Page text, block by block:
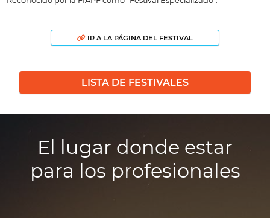
IR A LA PÁGINA DEL FESTIVAL
LISTA DE FESTIVALES
El lugar donde estar
para los profesionales